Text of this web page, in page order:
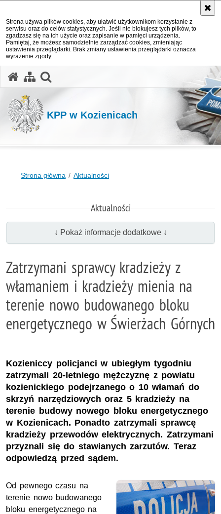
Strona używa plików cookies, aby ułatwić użytkownikom korzystanie z
serwisu oraz do celów statystycznych. Jeśli nie blokujesz tych plików, to
zgadzasz się na ich użycie oraz zapisanie w pamięci urządzenia.
Pamiętaj, że możesz samodzielnie zarządzać cookies, zmieniając
ustawienia przeglądarki. Brak zmiany ustawienia przeglądarki oznacza
wyrażenie zgody.
KPP w Kozienicach
Strona główna Aktualności
Aktualności
↓ Pokaż informacje dodatkowe ↓
Zatrzymani sprawcy kradzieży z
włamaniem i kradzieży mienia na
terenie nowo budowanego bloku
energetycznego w Świerżach Górnych
Kozieniccy policjanci w ubiegłym tygodniu
zatrzymali 20-letniego mężczyznę z powiatu
kozienickiego podejrzanego o 10 włamań do
skrzyń narzędziowych oraz 5 kradzieży na
terenie budowy nowego bloku energetycznego
w Kozienicach. Ponadto zatrzymali sprawcę
kradzieży przewodów elektrycznych. Zatrzymani
przyznali się do stawianych zarzutów. Teraz
odpowiedzą przed sądem.
Od pewnego czasu na
terenie nowo budowanego
bloku energetycznego na